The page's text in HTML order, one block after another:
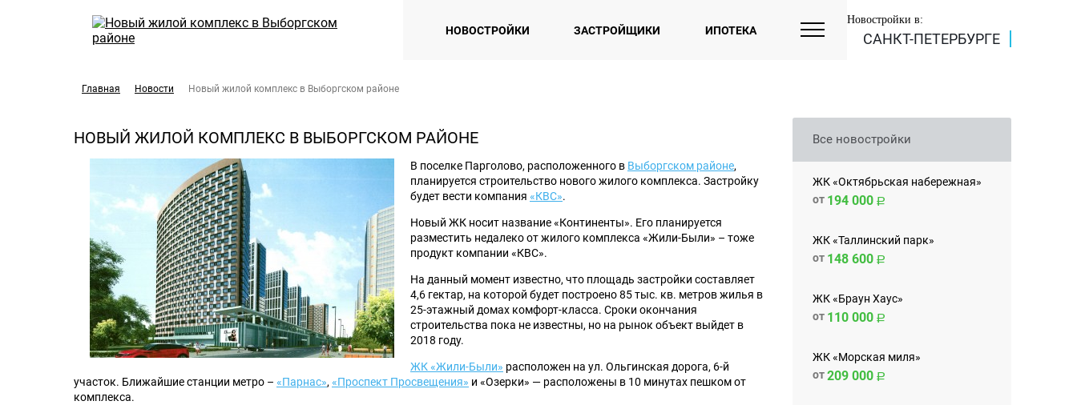
НОВОСТРОЙКИ ЗАСТРОЙЩИКИ ИПОТЕКА
Новостройки в:
САНКТ-ПЕТЕРБУРГЕ
Главная Новости Новый жилой комплекс в Выборгском районе
НОВЫЙ ЖИЛОЙ КОМПЛЕКС В ВЫБОРГСКОМ РАЙОНЕ
В поселке Парголово, расположенного в Выборгском районе,
планируется строительство нового жилого комплекса. Застройку
будет вести компания «КВС».
Новый ЖК носит название «Континенты». Его планируется
разместить недалеко от жилого комплекса «Жили-Были» – тоже
продукт компании «КВС».
На данный момент известно, что площадь застройки составляет
4,6 гектар, на которой будет построено 85 тыс. кв. метров жилья в
25-этажный домах комфорт-класса. Сроки окончания
строительства пока не известны, но на рынок объект выйдет в
2018 году.
ЖК «Жили-Были» расположен на ул. Ольгинская дорога, 6-й
участок. Ближайшие станции метро – «Парнас»,«Проспект Просвещения» и «Озерки» — расположены в 10 минутах пешком от
комплекса.
Все новостройки
ЖК «Октябрьская набережная»
от 194 000
ЖК «Таллинский парк»
от 148 600
ЖК «Браун Хаус»
от 110 000
ЖК «Морская миля»
от209 000